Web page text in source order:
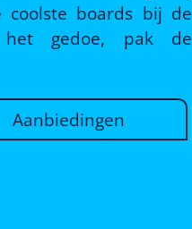
boards bij de
het gedoe, pak de
Aanbiedingen